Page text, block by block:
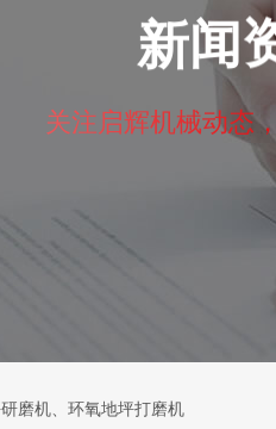
新闻
关注启辉机械动态
磨机、 环氧地坪打磨机